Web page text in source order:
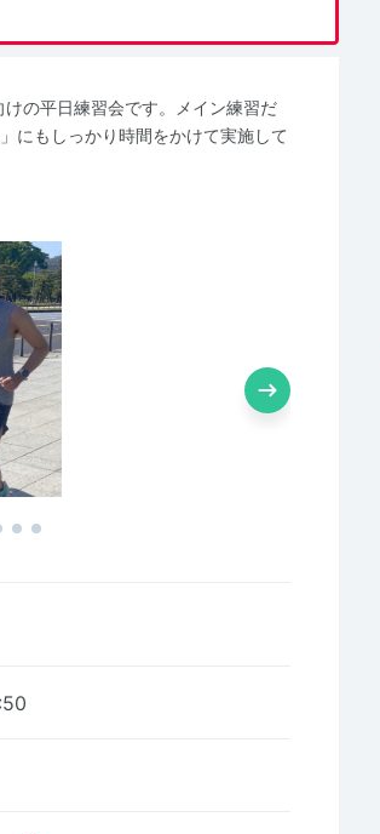
の平日練習会です。メイン練習だ
にもしっかり時間をかけて実施して